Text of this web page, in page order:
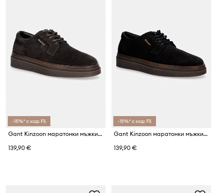
-15%* с код: FS
Gant Kinzoon маратонки мъжки от велур
139,90 €
-15%* с код: FS
Gant Kinzoon маратонки мъжки от велур
139,90 €